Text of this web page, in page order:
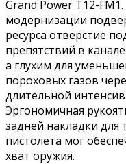
Grand Power Т12-
модернизации
ресурса отверстие
препятствий в
а глухим для
пороховых газов
длительной
Эргономичная
задней накладки для
пистолета мог
хват оружия.